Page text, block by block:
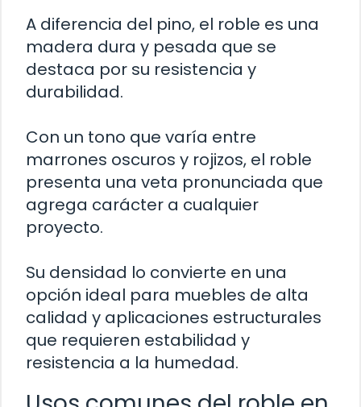
A diferencia del pino, el roble es una
madera dura y pesada que se
destaca por su resistencia y
durabilidad.
Con un tono que varía entre
marrones oscuros y rojizos, el roble
presenta una veta pronunciada que
agrega carácter a cualquier
proyecto.
Su densidad lo convierte en una
opción ideal para muebles de alta
calidad y aplicaciones estructurales
que requieren estabilidad y
resistencia a la humedad.